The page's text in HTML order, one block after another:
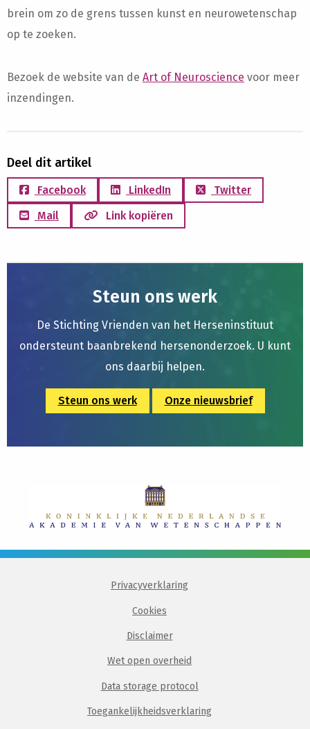
brein om zo de grens tussen kunst en neurowetenschap
op te zoeken.
Bezoek de website van de Art of Neuroscience voor meer
inzendingen.
Deel dit artikel
Facebook LinkedIn
Twitter
Mail
Link kopiëren
Steun ons werk
De Stichting Vrienden van het Herseninstituut
ondersteunt baanbrekend hersenonderzoek. U kunt
ons daarbij helpen.
Steun ons werk Onze nieuwsbrief
Privacyverklaring
Cookies
Disclaimer
Wet open overheid
Data storage protocol
Toegankelijkheidsverklaring